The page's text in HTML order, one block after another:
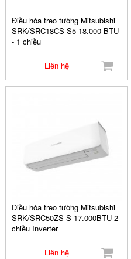
Điều hòa treo tường Mitsubishi
SRK/SRC18CS-S5 18.000 BTU
- 1 chiều
Liên hệ
Điều hòa treo tường Mitsubishi
SRK/SRC50ZS-S 17.000BTU 2
chiều Inverter
Liên hệ